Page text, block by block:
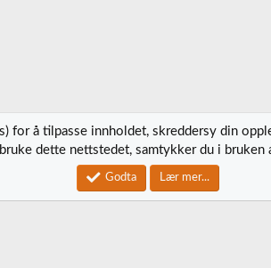
Community platform by XenForo ®
for å tilpasse innholdet, skreddersy din
dette nettstedet, samtykker du i bruken
Godta Lær mer...